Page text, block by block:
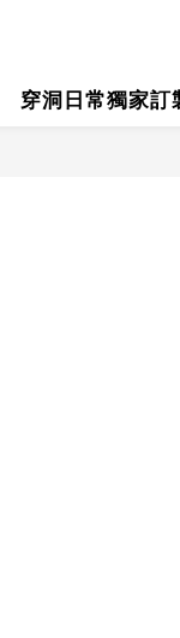
穿洞日常獨家訂